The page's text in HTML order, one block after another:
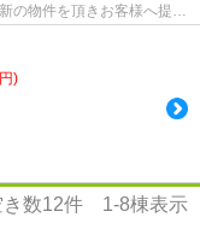
の物件を頂きお客様へ提供
)
数12件 1-8棟表示